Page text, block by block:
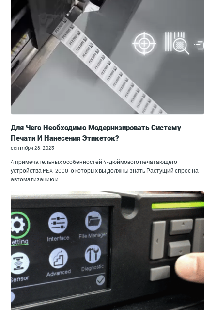
Для Чего Необходимо Модернизировать Систему
Печати И Нанесения Этикеток?
сентября 28, 2023
4 примечательных особенностей 4-дюймового печатающего
устройства PEX-2000, о которых вы должны знать Растущий спрос на
автоматизацию и…